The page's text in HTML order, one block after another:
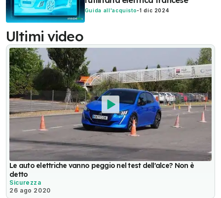
Guida all'acquisto-1 dic 2024
Ultimi video
Le auto elettriche vanno peggio nel test dell'alce? Non è
detto
Sicurezza
26 ago 2020